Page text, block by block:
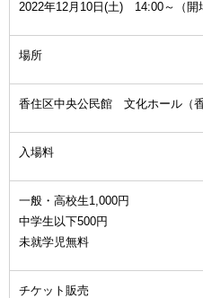
2022年12月10日(土) 14:00～（開
場所
香住区中央公民館 文化ホール（香
入場料
一般・高校生1,000円
中学生以下500円
未就学児無料
チケット販売